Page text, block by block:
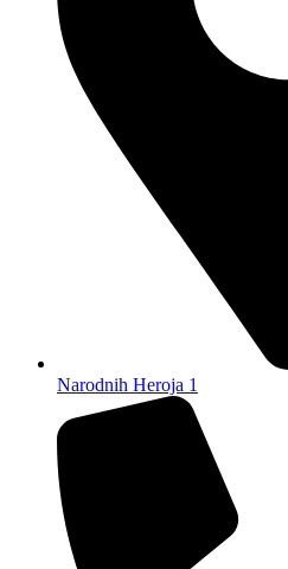
Narodnih Heroja 1